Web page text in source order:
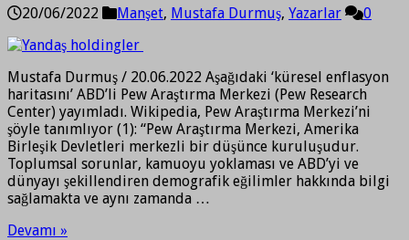
20/06/2022 Manşet, Mustafa Durmuş, Yazarlar 0
Mustafa Durmuş / 20.06.2022 Aşağıdaki ‘küresel enflasyon
haritasını’ ABD’li Pew Araştırma Merkezi (Pew Research
Center) yayımladı. Wikipedia, Pew Araştırma Merkezi’ni
şöyle tanımlıyor (1): “Pew Araştırma Merkezi, Amerika
Birleşik Devletleri merkezli bir düşünce kuruluşudur.
Toplumsal sorunlar, kamuoyu yoklaması ve ABD’yi ve
dünyayı şekillendiren demografik eğilimler hakkında bilgi
sağlamakta ve aynı zamanda …
Devamı »